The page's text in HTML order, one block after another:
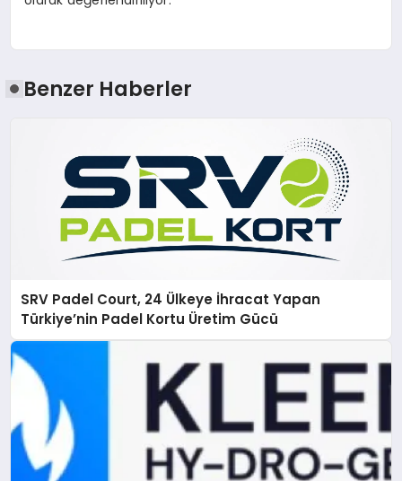
Benzer Haberler
SRV Padel Court, 24 Ülkeye İhracat Yapan
Türkiye’nin Padel Kortu Üretim Gücü